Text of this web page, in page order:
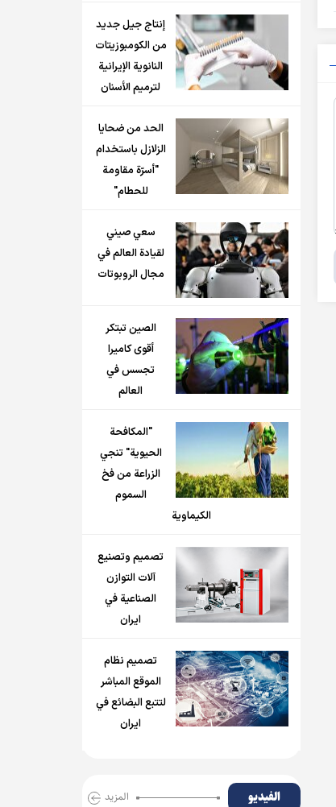
إنتاج جيل جديد
من الكومبوزيتات
النانوية الإيرانية
لترميم الأسنان
الحد من ضحايا
الزلازل باستخدام
"أسرّة مقاومة
للحطام"
سعي صيني
لقيادة العالم في
مجال الروبوتات
الصين تبتكر
أقوى كاميرا
تجسس في
العالم
"المكافحة
الحيوية" تنجي
الزراعة من فخ
السموم
الكيماوية
تصميم وتصنيع
آلات التوازن
الصناعية في
ايران
تصميم نظام
الموقع المباشر
لتتبع البضائع في
ايران
الفیدیو المزید